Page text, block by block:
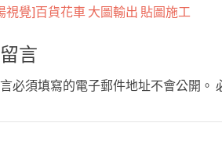
視覺]百貨花車 大圖輸出 貼圖施工
言
必須填寫的電子郵件地址不會公開。